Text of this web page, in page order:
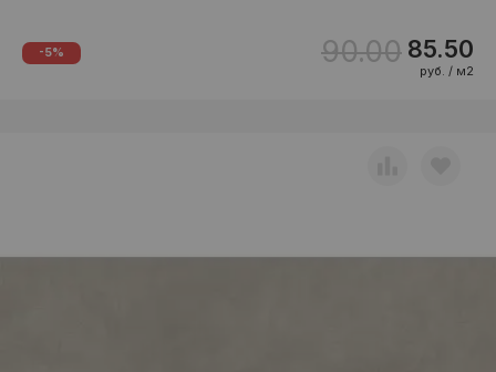
-5% 90.00 85.50
руб. / м2